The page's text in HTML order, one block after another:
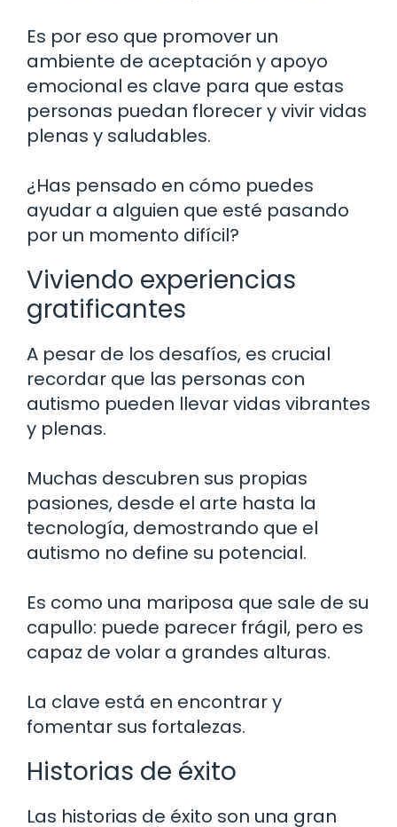
Es por eso que promover un
ambiente de aceptación y apoyo
emocional es clave para que estas
personas puedan florecer y vivir vidas
plenas y saludables.
¿Has pensado en cómo puedes
ayudar a alguien que esté pasando
por un momento difícil?
Viviendo experiencias
gratificantes
A pesar de los desafíos, es crucial
recordar que las personas con
autismo pueden llevar vidas vibrantes
y plenas.
Muchas descubren sus propias
pasiones, desde el arte hasta la
tecnología, demostrando que el
autismo no define su potencial.
Es como una mariposa que sale de su
capullo: puede parecer frágil, pero es
capaz de volar a grandes alturas.
La clave está en encontrar y
fomentar sus fortalezas.
Historias de éxito
Las historias de éxito son una gran